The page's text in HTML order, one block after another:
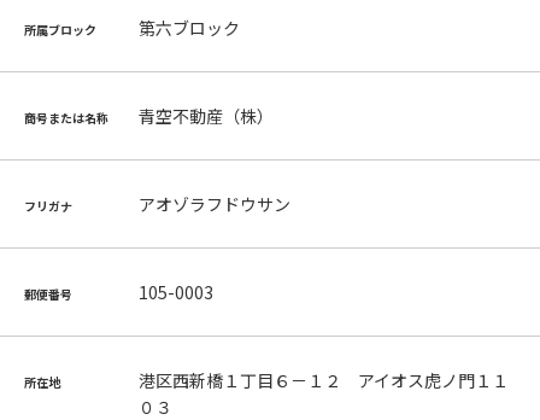
所属ブロック 第六ブロック
商号または名称 青空不動産（株）
フリガナ アオゾラフドウサン
郵便番号 105-0003
所在地
港区西新橋１丁目６－１２ アイオス虎ノ門１１
０３